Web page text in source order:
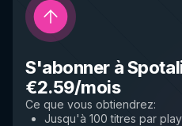
S'abonner à
€2.59/mois
Ce que vous obtiendrez:
Jusqu'à 100 titres par